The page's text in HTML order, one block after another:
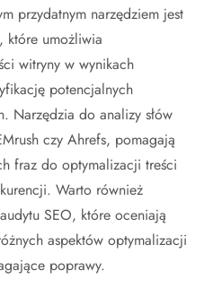
przydatnym narzędziem jest
które umożliwia
witryny w wynikach
potencjalnych
Narzędzia do analizy słów
czy Ahrefs, pomagają
fraz do optymalizacji treści
Warto również
SEO, które oceniają
aspektów optymalizacji
poprawy.